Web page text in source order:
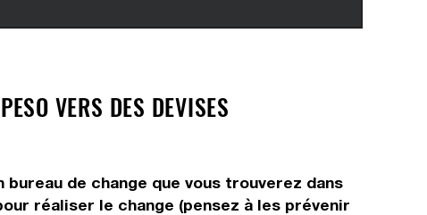
VERS DES DEVISES
de change que vous trouverez dans
réaliser le change (pensez à les prévenir